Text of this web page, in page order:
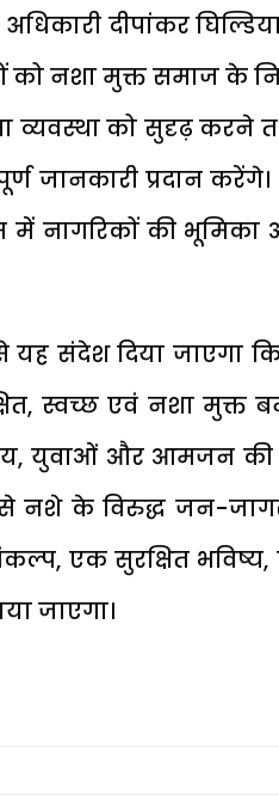
दीपांकर
को नशा मुक्त समाज के
व्यवस्था को सुदृढ़ करने
जानकारी प्रदान करेंगे।
नागरिकों की भूमिका
यह संदेश दिया जाएगा
स्वच्छ एवं नशा
युवाओं और आमजन की
से नशे के विरुद्ध जन-
एक सुरक्षित
जाएगा।